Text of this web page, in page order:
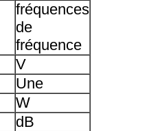
fréquences
de
fréquence
V
Une
W
dB